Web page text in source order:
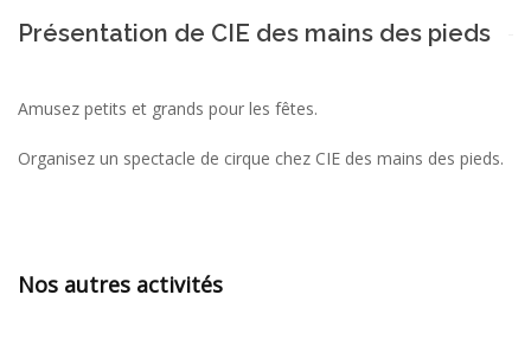
Présentation de CIE des mains des pieds
Amusez petits et grands pour les fêtes.
Organisez un spectacle de cirque chez CIE des mains des pieds.
Nos autres activités